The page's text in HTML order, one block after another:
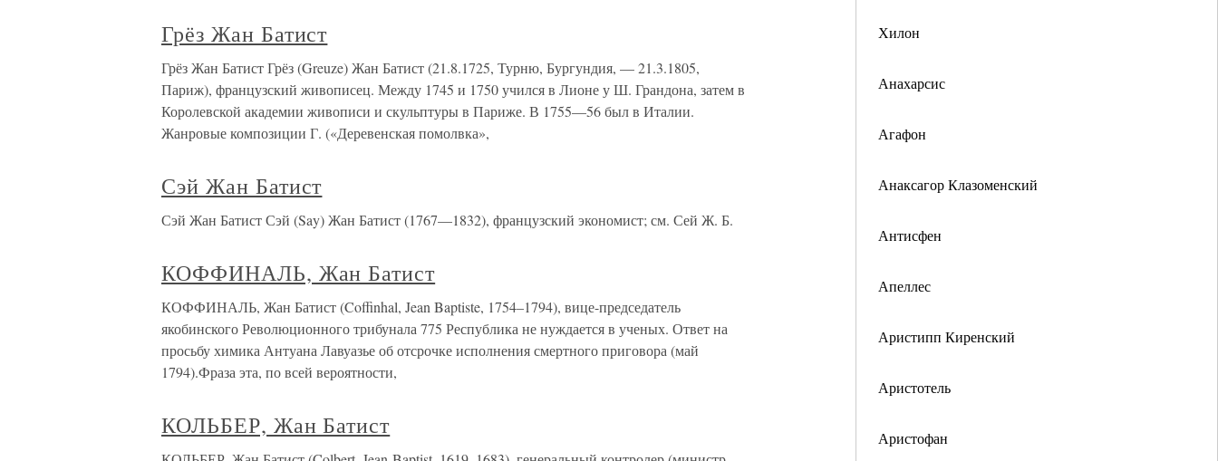
Хилон
Анахарсис
Агафон
Анаксагор Клазоменский
Антисфен
Апеллес
Аристипп Киренский
Аристотель
Аристофан
Грёз Жан Батист
Грёз Жан Батист Грёз (Greuze) Жан Батист (21.8.1725, Турню, Бургундия, — 21.3.1805,
Париж), французский живописец. Между 1745 и 1750 учился в Лионе у Ш. Грандона, затем в
Королевской академии живописи и скульптуры в Париже. В 1755—56 был в Италии.
Жанровые композиции Г. («Деревенская помолвка»,
Сэй Жан Батист
Сэй Жан Батист Сэй (Say) Жан Батист (1767—1832), французский экономист; см. Сей Ж. Б.
КОФФИНАЛЬ, Жан Батист
КОФФИНАЛЬ, Жан Батист (Coffinhal, Jean Baptiste, 1754–1794), вице-председатель
якобинского Революционного трибунала 775 Республика не нуждается в ученых. Ответ на
просьбу химика Антуана Лавуазье об отсрочке исполнения смертного приговора (май
1794).Фраза эта, по всей вероятности,
КОЛЬБЕР, Жан Батист